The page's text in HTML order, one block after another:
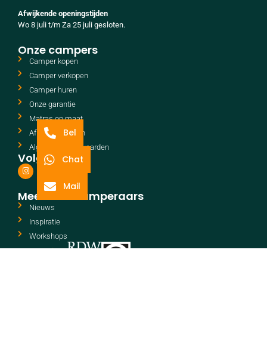
Afwijkende openingstijden
Wo 8 juli t/m Za 25 juli gesloten.
Onze campers
Camper kopen
Camper verkopen
Camper huren
Onze garantie
Matras op maat
Afleverpakketten
Algemene voorwaarden
Volg ons
Meer voor camperaars
Nieuws
Inspiratie
Workshops
Bel
Chat
Mail